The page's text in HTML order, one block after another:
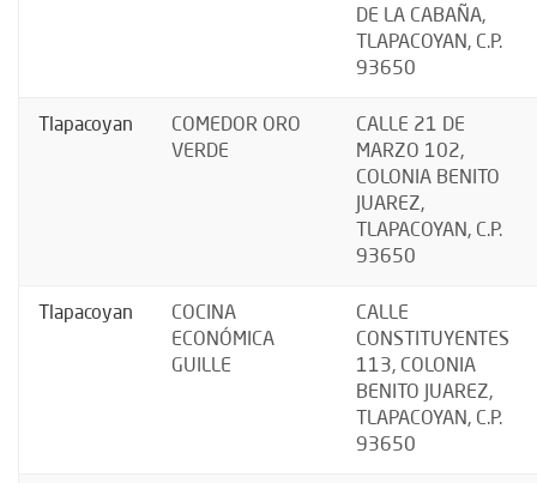
DE LA CABAÑA,
TLAPACOYAN, C.P.
93650
Tlapacoyan
COMEDOR ORO
VERDE
CALLE 21 DE
MARZO 102,
COLONIA BENITO
JUAREZ,
TLAPACOYAN, C.P.
93650
Tlapacoyan
COCINA
ECONÓMICA
GUILLE
CALLE
CONSTITUYENTES
113, COLONIA
BENITO JUAREZ,
TLAPACOYAN, C.P.
93650